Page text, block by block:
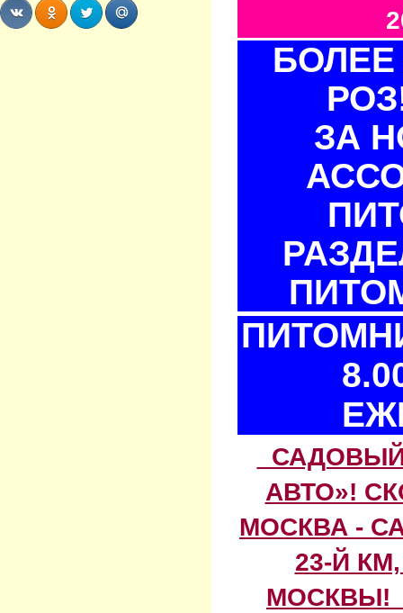
БОЛЕЕ
ЗА
АВТО»!
МОСКВА -
23-Й
МОСКВЫ!